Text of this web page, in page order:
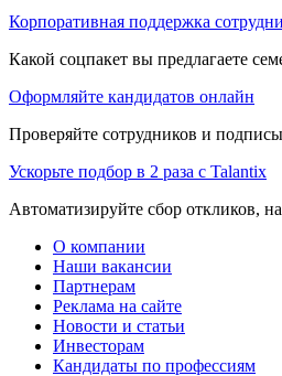
Корпоративная поддержка
Какой соцпакет вы предлагаете
Оформляйте кандидатов онлайн
Проверяйте сотрудников и
Ускорьте подбор в 2 раза с Talantix
Автоматизируйте сбор откликов,
О компании
Наши вакансии
Партнерам
Реклама на сайте
Новости и статьи
Инвесторам
Кандидаты по профессиям